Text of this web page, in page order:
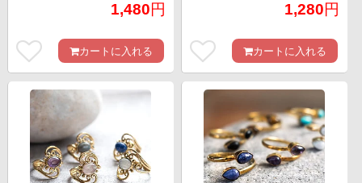
1,480円
カートに入れる
1,280円
カートに入れる